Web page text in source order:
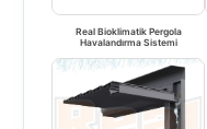
Real Bioklimatik Pergola
Havalandırma Sistemi